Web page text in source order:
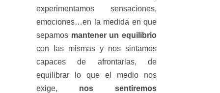
experimentamos sensaciones,
emociones…en la medida en que
sepamos mantener un equilibrio
con las mismas y nos sintamos
capaces de afrontarlas, de
equilibrar lo que el medio nos
exige, nos sentiremos